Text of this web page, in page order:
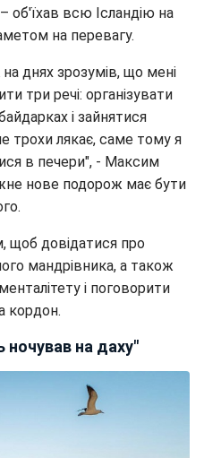
об'їхав всю Ісландію на
на перевагу.
днях зрозумів, що мені
три речі: організувати
і зайнятися
трохи лякає, саме тому я
в печери", - Максим
нове подорож має бути
щоб довідатися про
мандрівника, а також
і поговорити
кордон.
на даху"